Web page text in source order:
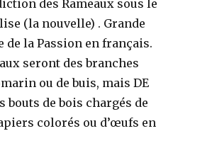
des Rameaux sous le
(la nouvelle) . Grande
de la Passion en français.
seront des branches
ou de buis, mais DE
bouts de bois chargés de
colorés ou d’œufs en